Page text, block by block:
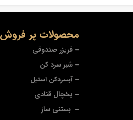
محصولات پر فروش
فریزر صندوقی
شیر سرد کن
آبسردکن استیل
یخچال قنادی
بستنی ساز